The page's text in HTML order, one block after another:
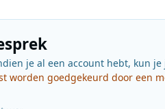
je al een account hebt, kun je
worden goedgekeurd door een